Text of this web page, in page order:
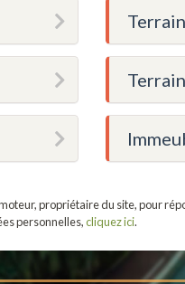
propriétaire du site, pour
personnelles,cliquez ici.